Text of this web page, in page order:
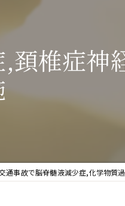
椎症神
通事故で脳脊髄液減少症,化学物質